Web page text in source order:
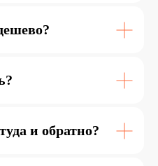
и обратно?